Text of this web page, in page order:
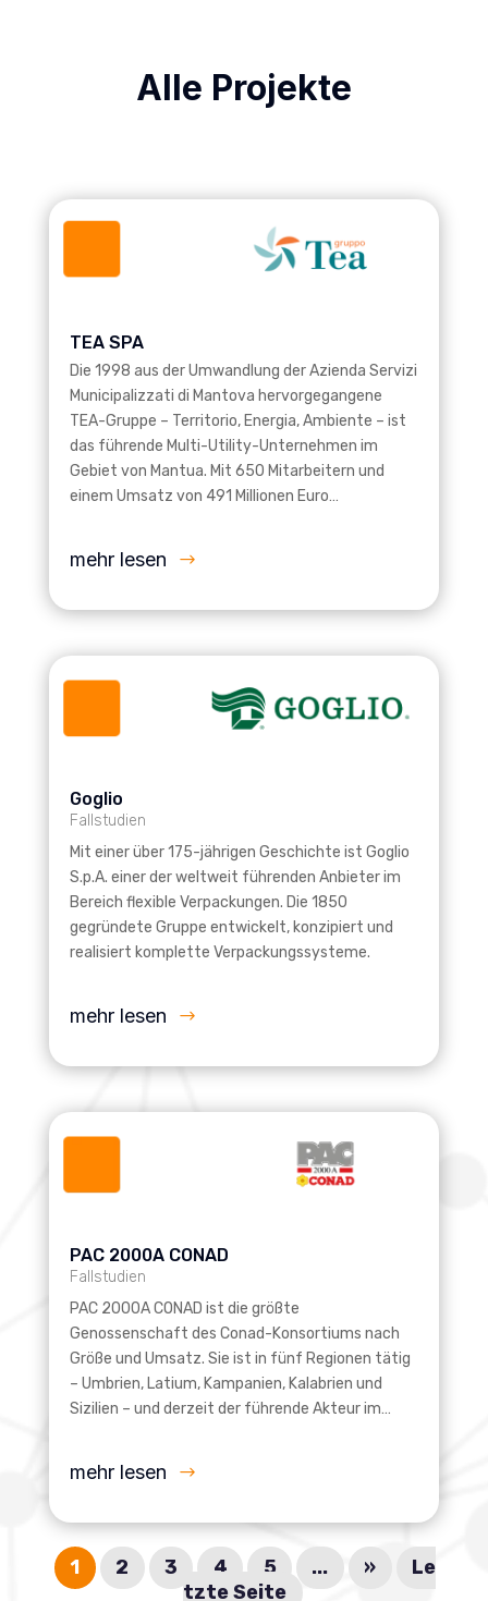
Alle Projekte
TEA SPA
Die 1998 aus der Umwandlung der Azienda Servizi
Municipalizzati di Mantova hervorgegangene
TEA-Gruppe – Territorio, Energia, Ambiente – ist
das führende Multi-Utility-Unternehmen im
Gebiet von Mantua. Mit 650 Mitarbeitern und
einem Umsatz von 491 Millionen Euro…
mehr lesen
Goglio
Fallstudien
Mit einer über 175-jährigen Geschichte ist Goglio
S.p.A. einer der weltweit führenden Anbieter im
Bereich flexible Verpackungen. Die 1850
gegründete Gruppe entwickelt, konzipiert und
realisiert komplette Verpackungssysteme.
mehr lesen
PAC 2000A CONAD
Fallstudien
PAC 2000A CONAD ist die größte
Genossenschaft des Conad-Konsortiums nach
Größe und Umsatz. Sie ist in fünf Regionen tätig
– Umbrien, Latium, Kampanien, Kalabrien und
Sizilien – und derzeit der führende Akteur im…
mehr lesen
1 2 3 4 5 ... »
Le
tzte Seite